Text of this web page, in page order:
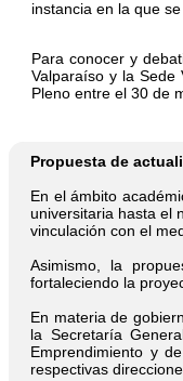
instancia en la que
Para conocer y
Valparaíso y la
Pleno entre el 30 de
Propuesta de
En el ámbito
universitaria hasta el
vinculación con el
Asimismo, la
fortaleciendo la
En materia de
la Secretaría
Emprendimiento y
respectivas